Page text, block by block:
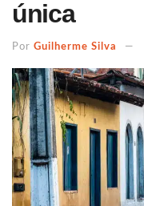
única
Por Guilherme Silva